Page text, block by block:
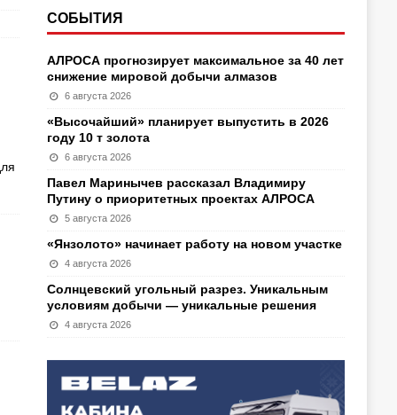
СОБЫТИЯ
АЛРОСА прогнозирует максимальное за 40 лет
снижение мировой добычи алмазов
6 августа 2026
«Высочайший» планирует выпустить в 2026
году 10 т золота
6 августа 2026
Павел Маринычев рассказал Владимиру
Путину о приоритетных проектах АЛРОСА
5 августа 2026
«Янзолото» начинает работу на новом участке
4 августа 2026
Солнцевский угольный разрез. Уникальным
условиям добычи — уникальные решения
4 августа 2026